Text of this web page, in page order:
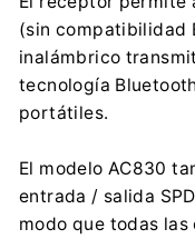
(sin compatibilidad
inalámbrico
tecnología
portátiles.
El modelo AC830
entrada / salida
modo que todas